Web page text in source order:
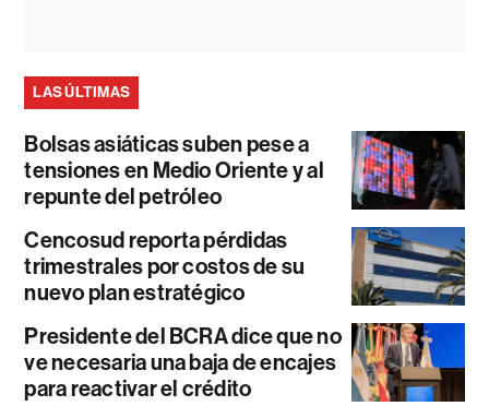
LAS ÚLTIMAS
Bolsas asiáticas suben pese a
tensiones en Medio Oriente y al
repunte del petróleo
Cencosud reporta pérdidas
trimestrales por costos de su
nuevo plan estratégico
Presidente del BCRA dice que no
ve necesaria una baja de encajes
para reactivar el crédito